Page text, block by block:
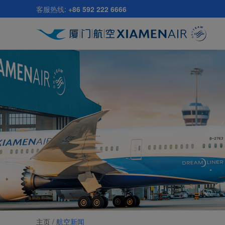
至
内
容
客服热线: +86 592 222 6666
主页 / 航空新闻